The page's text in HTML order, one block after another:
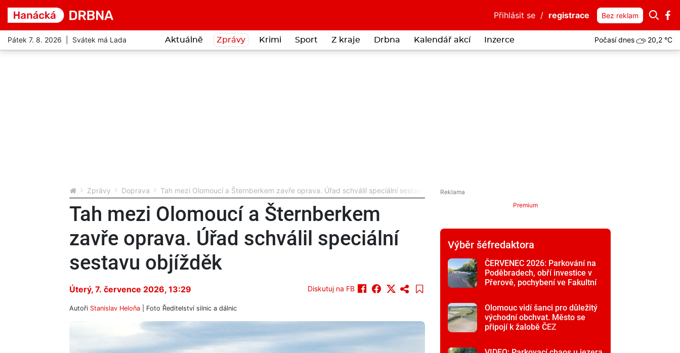
Přihlásit se / registrace Bez reklam
Pátek 7. 8. 2026 | Svátek má Lada Aktuálně Zprávy Krimi Sport Z kraje Drbna Kalendář akcí Inzerce Počasí dnes 20,2 °C
Zprávy Doprava Tah mezi Olomoucí a Šternberkem zavře oprava. Úřad schválil speciální sestavu objížděk
Tah mezi Olomoucí a Šternberkem
zavře oprava. Úřad schválil speciální
sestavu objížděk
Úterý, 7. července 2026, 13:29 Diskutuj na FB
Autoři Stanislav Heloňa | Foto Ředitelství silnic a dálnic
Premium
Výběr šéfredaktora
ČERVENEC 2026: Parkování na
Poděbradech, obří investice v
Přerově, pochybení ve Fakultní
Olomouc vidí šanci pro důležitý
východní obchvat. Město se
připojí k žalobě ČEZ